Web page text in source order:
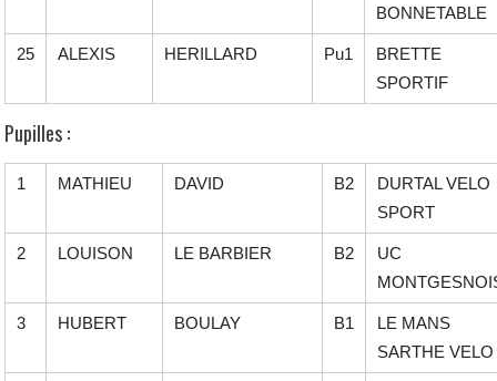
BONNETABLE
25 ALEXIS HERILLARD Pu1
BRETTE
SPORTIF
Pupilles :
1 MATHIEU DAVID B2
DURTAL VELO
SPORT
2 LOUISON LE BARBIER B2
UC
3 HUBERT BOULAY B1
LE MANS
SARTHE VELO